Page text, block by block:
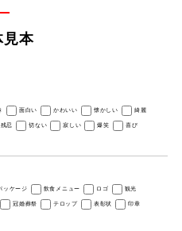
見本
面白い かわいい 懐かしい 綺麗
残忍 切ない 寂しい 爆笑 喜び
ッケージ 飲食メニュー ロゴ 観光
冠婚葬祭 テロップ 表彰状 印章